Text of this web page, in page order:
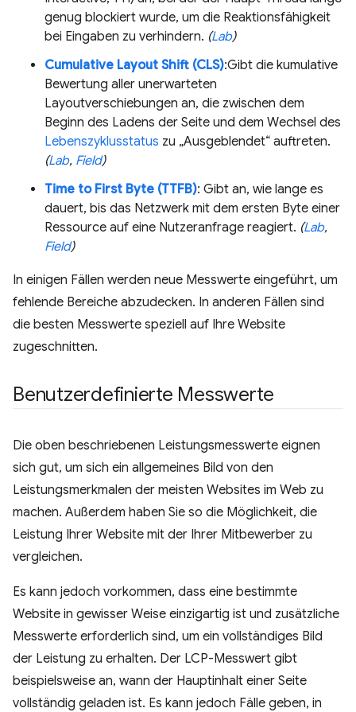
genug blockiert wurde, um die Reaktionsfähigkeit
bei Eingaben zu verhindern. (Lab)
Cumulative Layout Shift (CLS):Gibt die kumulative
Bewertung aller unerwarteten
Layoutverschiebungen an, die zwischen dem
Beginn des Ladens der Seite und dem Wechsel des
Lebenszyklusstatus zu „Ausgeblendet“ auftreten.
(Lab, Field)
Time to First Byte (TTFB): Gibt an, wie lange es
dauert, bis das Netzwerk mit dem ersten Byte einer
Ressource auf eine Nutzeranfrage reagiert. (Lab,
Field)
In einigen Fällen werden neue Messwerte eingeführt, um
fehlende Bereiche abzudecken. In anderen Fällen sind
die besten Messwerte speziell auf Ihre Website
zugeschnitten.
Benutzerdefinierte Messwerte
Die oben beschriebenen Leistungsmesswerte eignen
sich gut, um sich ein allgemeines Bild von den
Leistungsmerkmalen der meisten Websites im Web zu
machen. Außerdem haben Sie so die Möglichkeit, die
Leistung Ihrer Website mit der Ihrer Mitbewerber zu
vergleichen.
Es kann jedoch vorkommen, dass eine bestimmte
Website in gewisser Weise einzigartig ist und zusätzliche
Messwerte erforderlich sind, um ein vollständiges Bild
der Leistung zu erhalten. Der LCP-Messwert gibt
beispielsweise an, wann der Hauptinhalt einer Seite
vollständig geladen ist. Es kann jedoch Fälle geben, in